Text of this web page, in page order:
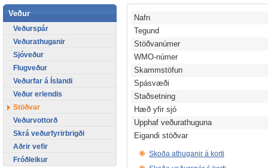
Nafn
Tegund
Stöðvanúmer
WMO-númer
Skammstöfun
Spásvæði
Staðsetning
Hæð yfir sjó
Upphaf veðurathuguna
Eigandi stöðvar
Skoða athuganir á korti
Veður
Veðurspár
Veðurathuganir
Sjóveður
Flugveður
Veðurfar á Íslandi
Veður erlendis
Stöðvar
Veðurvottorð
Skrá veðurfyrirbrigði
Aðrir vefir
Fróðleikur